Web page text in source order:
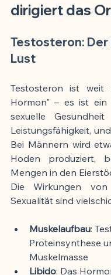
dirigiert das
Testosteron:
Lust
Testosteron ist weit
Hormon" – es ist ein
sexuelle
Leistungsfähigkeit,
Bei Männern wird
Hoden produziert,
Mengen in den
Die Wirkungen
Sexualität sind
Muskelaufbau:
Proteinsynthese
Muskelmasse
Libido: Das